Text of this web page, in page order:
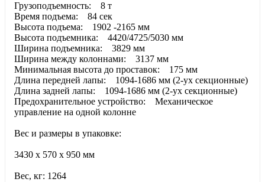
Грузоподъемность: 8 т
Время подъема: 84 сек
Высота подъема: 1902 -2165 мм
Высота подъемника: 4420/4725/5030 мм
Ширина подъемника: 3829 мм
Ширина между колоннами: 3137 мм
Минимальная высота до проставок: 175 мм
Длина передней лапы: 1094-1686 мм (2-ух секционные)
Длина задней лапы: 1094-1686 мм (2-ух секционные)
Предохранительное устройство: Механическое
управление на одной колонне
Вес и размеры в упаковке:
3430 х 570 х 950 мм
Вес, кг: 1264